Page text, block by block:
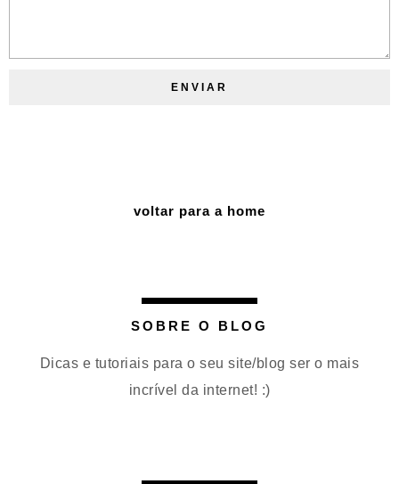
voltar para a home
SOBRE O BLOG
Dicas e tutoriais para o seu site/blog ser o mais
incrível da internet! :)